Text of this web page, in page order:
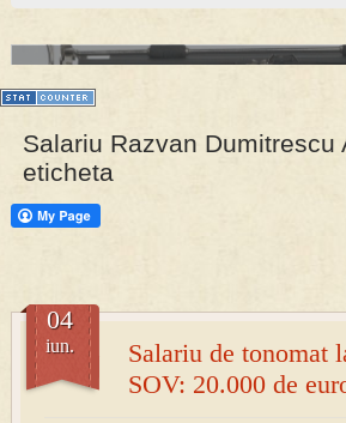
PRESA
Salariu Razvan Dumitrescu
eticheta
Salariu de tonomat
SOV: 20.000 de
04
iun.